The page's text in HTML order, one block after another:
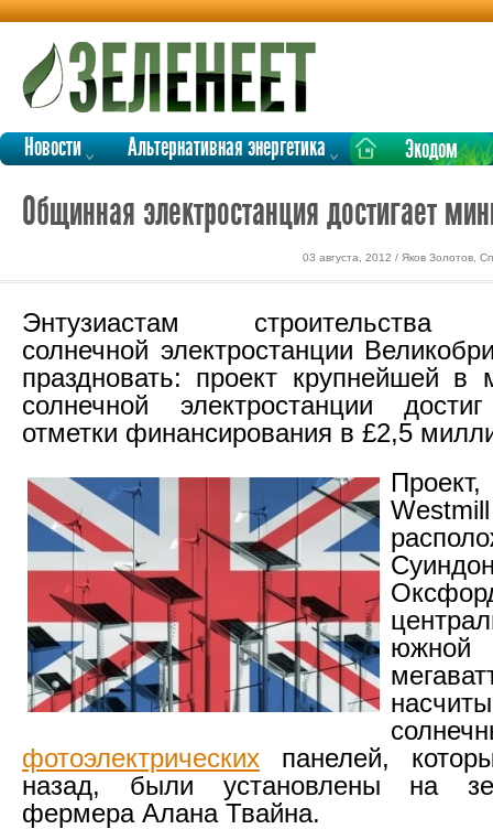
Новости Альтернативная энергетика Экодом
Общинная электростанция достигает
03 августа, 2012 / Яков Золотов,
Энтузиастам строительства
солнечной электростанции
праздновать: проект крупнейшей в
солнечной электростанции
отметки финансирования в £2,5
фотоэлектрических панелей,
назад, были установлены на
фермера Алана Твайна.